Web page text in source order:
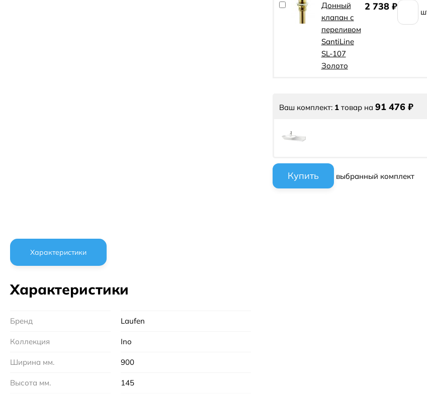
Донный
клапан с
переливом
SantiLine
SL-107
Золото
2 738 ₽
Ваш комплект: 1 товар на 91 476 ₽
выбранный комплект
Характеристики
Характеристики
Бренд Laufen
Коллекция Ino
Ширина мм. 900
Высота мм. 145